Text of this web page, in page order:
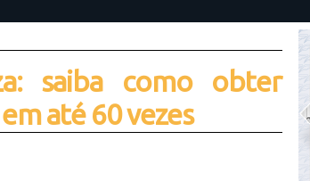
saiba como obter
até 60 vezes